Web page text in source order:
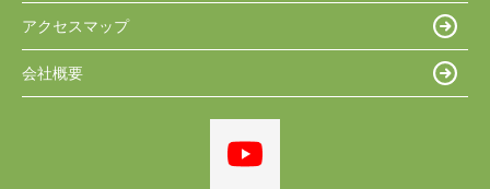
アクセスマップ
会社概要